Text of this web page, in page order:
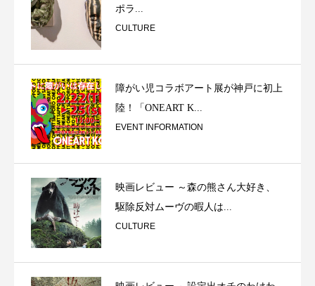
ポラ...
CULTURE
障がい児コラボアート展が神戸に初上
陸！「ONEART K...
EVENT INFORMATION
映画レビュー ～森の熊さん大好き、
駆除反対ムーヴの暇人は...
CULTURE